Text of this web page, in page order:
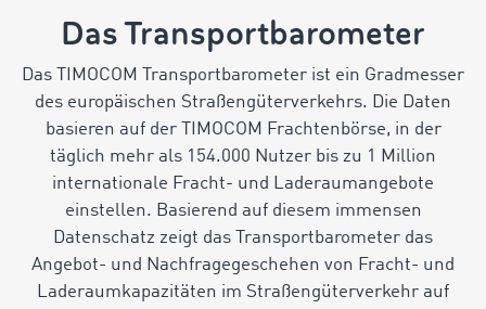
Das Transportbarometer
Das TIMOCOM Transportbarometer ist ein Gradmesser
des europäischen Straßengüterverkehrs. Die Daten
basieren auf der TIMOCOM Frachtenbörse, in der
täglich mehr als 154.000 Nutzer bis zu 1 Million
internationale Fracht- und Laderaumangebote
einstellen. Basierend auf diesem immensen
Datenschatz zeigt das Transportbarometer das
Angebot- und Nachfragegeschehen von Fracht- und
Laderaumkapazitäten im Straßengüterverkehr auf